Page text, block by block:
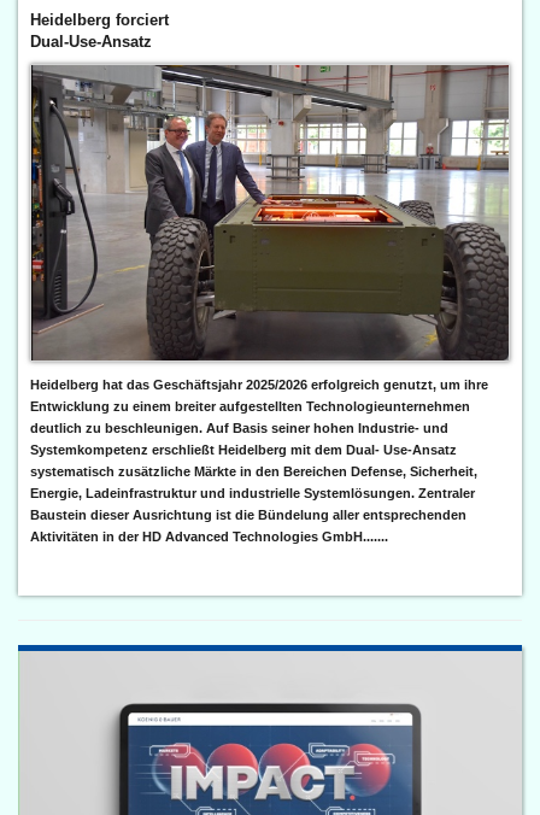
Heidelberg forciert
Dual-Use-Ansatz
Heidelberg hat das Geschäftsjahr 2025/2026 erfolgreich genutzt, um ihre
Entwicklung zu einem breiter aufgestellten Technologieunternehmen
deutlich zu beschleunigen. Auf Basis seiner hohen Industrie- und
Systemkompetenz erschließt Heidelberg mit dem Dual- Use-Ansatz
systematisch zusätzliche Märkte in den Bereichen Defense, Sicherheit,
Energie, Ladeinfrastruktur und industrielle Systemlösungen. Zentraler
Baustein dieser Ausrichtung ist die Bündelung aller entsprechenden
Aktivitäten in der HD Advanced Technologies GmbH.......